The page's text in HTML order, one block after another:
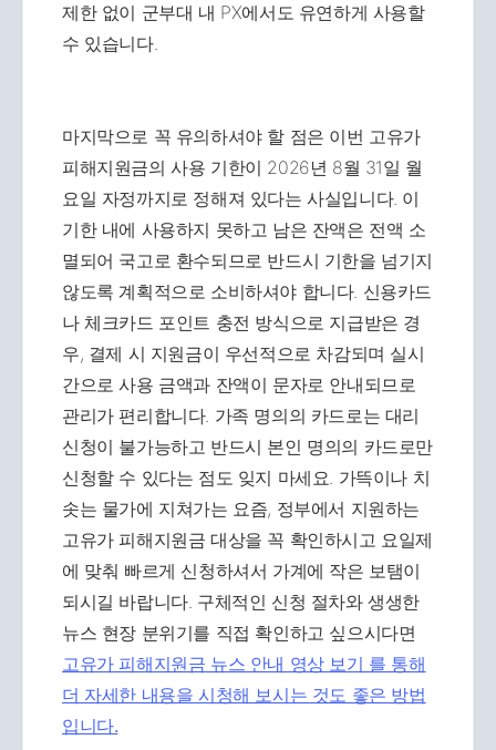
제한 없이 군부대 내 PX에서도 유연하게 사용할
수 있습니다.
마지막으로 꼭 유의하셔야 할 점은 이번 고유가
피해지원금의 사용 기한이 2026년 8월 31일 월
요일 자정까지로 정해져 있다는 사실입니다. 이
기한 내에 사용하지 못하고 남은 잔액은 전액 소
멸되어 국고로 환수되므로 반드시 기한을 넘기지
않도록 계획적으로 소비하셔야 합니다. 신용카드
나 체크카드 포인트 충전 방식으로 지급받은 경
우, 결제 시 지원금이 우선적으로 차감되며 실시
간으로 사용 금액과 잔액이 문자로 안내되므로
관리가 편리합니다. 가족 명의의 카드로는 대리
신청이 불가능하고 반드시 본인 명의의 카드로만
신청할 수 있다는 점도 잊지 마세요. 가뜩이나 치
솟는 물가에 지쳐가는 요즘, 정부에서 지원하는
고유가 피해지원금 대상을 꼭 확인하시고 요일제
에 맞춰 빠르게 신청하셔서 가계에 작은 보탬이
되시길 바랍니다. 구체적인 신청 절차와 생생한
뉴스 현장 분위기를 직접 확인하고 싶으시다면
고유가 피해지원금 뉴스 안내 영상 보기 를 통해
더 자세한 내용을 시청해 보시는 것도 좋은 방법
입니다.